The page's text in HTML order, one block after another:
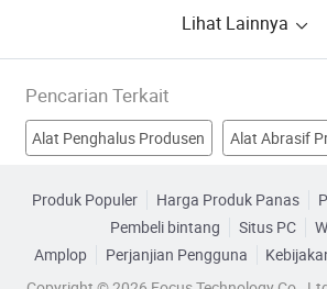
Lihat Lainnya
Pencarian Terkait
Alat Penghalus Produsen Alat Abrasif
Paduan Penggosok Pabrik Alat
Produk Populer Harga Produk Panas
Pembeli bintang
Situs PC
Amplop
Perjanjian Pengguna